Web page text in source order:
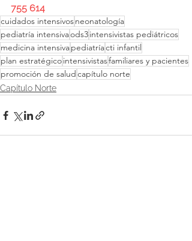
755 614
cuidados intensivosneonatología
pediatría intensivaods3intensivistas pediátricos
medicina intensivapediatríacti infantil
plan estratégicointensivistasfamiliares y pacientes
promoción de saludcapítulo norte
Capítulo Norte